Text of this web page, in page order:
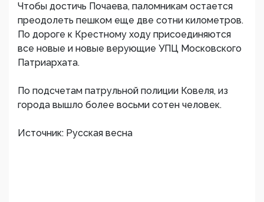
Чтобы достичь Почаева, паломникам остается
преодолеть пешком еще две сотни километров.
По дороге к Крестному ходу присоединяются
все новые и новые верующие УПЦ Московского
Патриархата.
По подсчетам патрульной полиции Ковеля, из
города вышло более восьми сотен человек.
Источник: Русская весна